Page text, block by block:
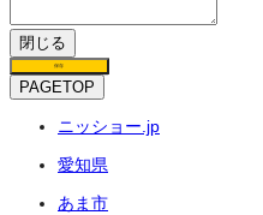
閉じる
保存
PAGETOP
ニッショー.jp
愛知県
あま市